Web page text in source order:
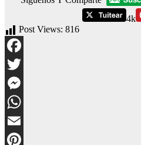
4k
Post Views: 816
Facebook
Twitter
Messenger
WhatsApp
Email